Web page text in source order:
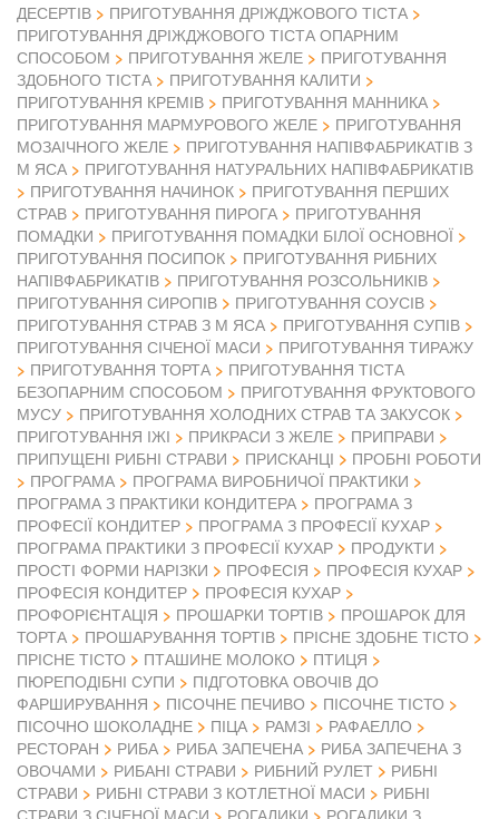
ДЕСЕРТІВ
ПРИГОТУВАННЯ ДРІЖДЖОВОГО ТІСТА
ПРИГОТУВАННЯ ДРІЖДЖОВОГО ТІСТА ОПАРНИМ
СПОСОБОМ
ПРИГОТУВАННЯ ЖЕЛЕ
ПРИГОТУВАННЯ
ЗДОБНОГО ТІСТА
ПРИГОТУВАННЯ КАЛИТИ
ПРИГОТУВАННЯ КРЕМІВ
ПРИГОТУВАННЯ МАННИКА
ПРИГОТУВАННЯ МАРМУРОВОГО ЖЕЛЕ
ПРИГОТУВАННЯ
МОЗАІЧНОГО ЖЕЛЕ
ПРИГОТУВАННЯ НАПІВФАБРИКАТІВ З
М ЯСА
ПРИГОТУВАННЯ НАТУРАЛЬНИХ НАПІВФАБРИКАТІВ
ПРИГОТУВАННЯ НАЧИНОК
ПРИГОТУВАННЯ ПЕРШИХ
СТРАВ
ПРИГОТУВАННЯ ПИРОГА
ПРИГОТУВАННЯ
ПОМАДКИ
ПРИГОТУВАННЯ ПОМАДКИ БІЛОЇ ОСНОВНОЇ
ПРИГОТУВАННЯ ПОСИПОК
ПРИГОТУВАННЯ РИБНИХ
НАПІВФАБРИКАТІВ
ПРИГОТУВАННЯ РОЗСОЛЬНИКІВ
ПРИГОТУВАННЯ СИРОПІВ
ПРИГОТУВАННЯ СОУСІВ
ПРИГОТУВАННЯ СТРАВ З М ЯСА
ПРИГОТУВАННЯ СУПІВ
ПРИГОТУВАННЯ СІЧЕНОЇ МАСИ
ПРИГОТУВАННЯ ТИРАЖУ
ПРИГОТУВАННЯ ТОРТА
ПРИГОТУВАННЯ ТІСТА
БЕЗОПАРНИМ СПОСОБОМ
ПРИГОТУВАННЯ ФРУКТОВОГО
МУСУ
ПРИГОТУВАННЯ ХОЛОДНИХ СТРАВ ТА ЗАКУСОК
ПРИГОТУВАННЯ ІЖІ
ПРИКРАСИ З ЖЕЛЕ
ПРИПРАВИ
ПРИПУЩЕНІ РИБНІ СТРАВИ
ПРИСКАНЦІ
ПРОБНІ РОБОТИ
ПРОГРАМА
ПРОГРАМА ВИРОБНИЧОЇ ПРАКТИКИ
ПРОГРАМА З ПРАКТИКИ КОНДИТЕРА
ПРОГРАМА З
ПРОФЕСІЇ КОНДИТЕР
ПРОГРАМА З ПРОФЕСІЇ КУХАР
ПРОГРАМА ПРАКТИКИ З ПРОФЕСІЇ КУХАР
ПРОДУКТИ
ПРОСТІ ФОРМИ НАРІЗКИ
ПРОФЕСІЯ
ПРОФЕСІЯ КУХАР
ПРОФЕСІЯ КОНДИТЕР
ПРОФЕСІЯ КУХАР
ПРОФОРІЄНТАЦІЯ
ПРОШАРКИ ТОРТІВ
ПРОШАРОК ДЛЯ
ТОРТА
ПРОШАРУВАННЯ ТОРТІВ
ПРІСНЕ ЗДОБНЕ ТІСТО
ПРІСНЕ ТІСТО
ПТАШИНЕ МОЛОКО
ПТИЦЯ
ПЮРЕПОДІБНІ СУПИ
ПІДГОТОВКА ОВОЧІВ ДО
ФАРШИРУВАННЯ
ПІСОЧНЕ ПЕЧИВО
ПІСОЧНЕ ТІСТО
ПІСОЧНО ШОКОЛАДНЕ
ПІЦА РАМЗІ
РАФАЕЛЛО
РЕСТОРАН
РИБА РИБА ЗАПЕЧЕНА
РИБА ЗАПЕЧЕНА З
ОВОЧАМИ
РИБАНІ СТРАВИ РИБНИЙ РУЛЕТ
РИБНІ
СТРАВИ
РИБНІ СТРАВИ З КОТЛЕТНОЇ МАСИ
РИБНІ